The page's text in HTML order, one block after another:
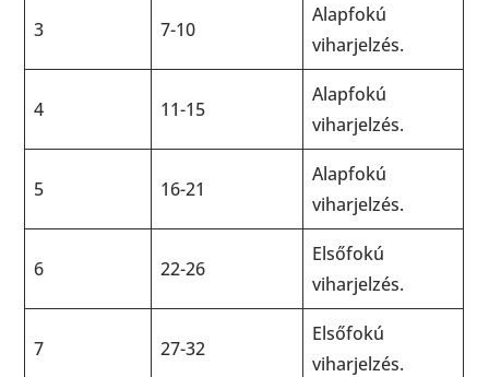
3 7-10
Alapfokú
viharjelzés.
4 11-15
Alapfokú
viharjelzés.
5 16-21
Alapfokú
viharjelzés.
6 22-26
Elsőfokú
viharjelzés.
7 27-32
Elsőfokú
viharjelzés.